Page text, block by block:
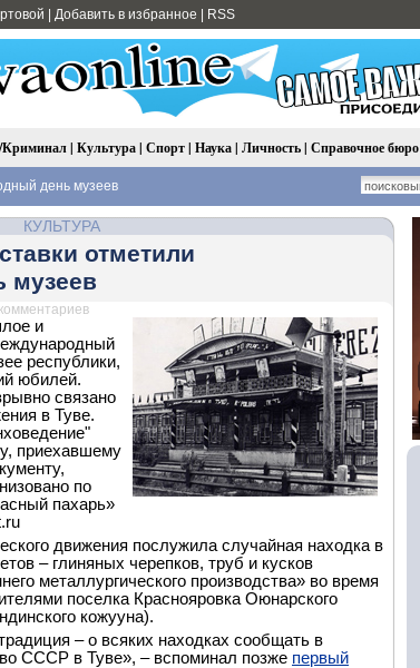
Добавить в избранное RSS
Криминал| Культура| Спорт| Наука| Личность| Справочное бюро
день музеев
КУЛЬТУРА
отметили
музеев
и
республики,
юбилей.
связано
в Туве.
приехавшему
по
пахарь»
движения послужила случайная находка в
– глиняных черепков, труб и кусков
металлургического производства» во время
поселка Краснояровка Оюнарского
кожууна).
– о всяких находках сообщать в
СССР в Туве», – вспоминал позже первый